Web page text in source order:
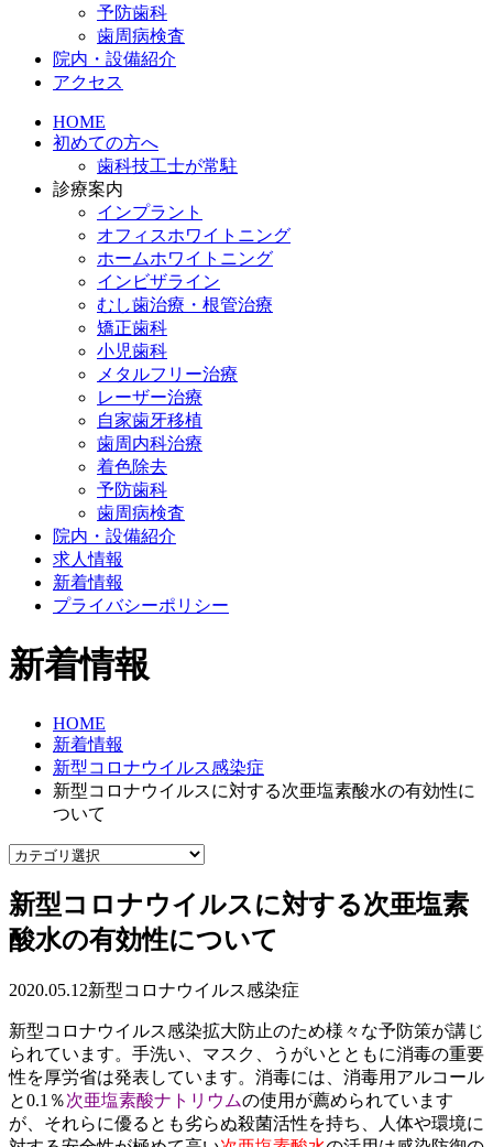
予防歯科
歯周病検査
院内・設備紹介
アクセス
HOME
初めての方へ
歯科技工士が常駐
診療案内
インプラント
オフィスホワイトニング
ホームホワイトニング
インビザライン
むし歯治療・根管治療
矯正歯科
小児歯科
メタルフリー治療
レーザー治療
自家歯牙移植
歯周内科治療
着色除去
予防歯科
歯周病検査
院内・設備紹介
求人情報
新着情報
プライバシーポリシー
新着情報
HOME
新着情報
新型コロナウイルス感染症
新型コロナウイルスに対する次亜塩素酸水の有効性に
ついて
新型コロナウイルスに対する次亜塩素
酸水の有効性について
2020.05.12新型コロナウイルス感染症
新型コロナウイルス感染拡大防止のため様々な予防策が講じ
られています。手洗い、マスク、うがいとともに消毒の重要
性を厚労省は発表しています。消毒には、消毒用アルコール
と0.1％次亜塩素酸ナトリウムの使用が薦められています
が、それらに優るとも劣らぬ殺菌活性を持ち、人体や環境に